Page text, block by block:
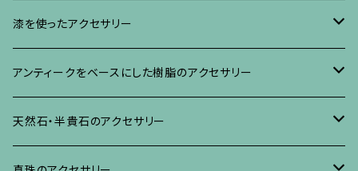
イヤリング・ピアス
ネックレス、その他
ブローチ
イヤリング、ピアス
ネックレス、ペンダント
漆を使ったアクセサリー
ブローチ
イヤリング・ピアス
アンティークをベースにした樹脂のアクセサリー
ブローチ
天然石・半貴石のアクセサリー